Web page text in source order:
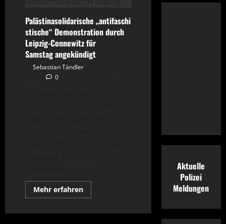
Palästinasolidarische „antifaschi
stische“ Demonstration durch
Leipzig-Connewitz für
Samstag angekündigt
Sebastian Tändler
0
Mehr erfahrenMehr
Informationen
Palästinasolidarische
Aktuelle
Polizei
Meldungen